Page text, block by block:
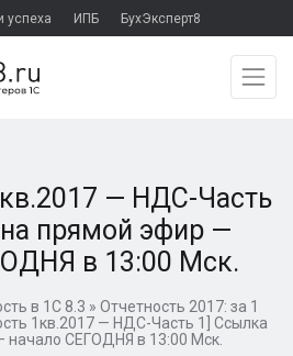
успеха ИПБ БухЭксперт8
— НДС-Часть
прямой эфир —
в 13:00 Мск.
в 1С 8.3 » Отчетность 2017: за 1
1кв.2017 — НДС-Часть 1] Ссылка
начало СЕГОДНЯ в 13:00 Мск.